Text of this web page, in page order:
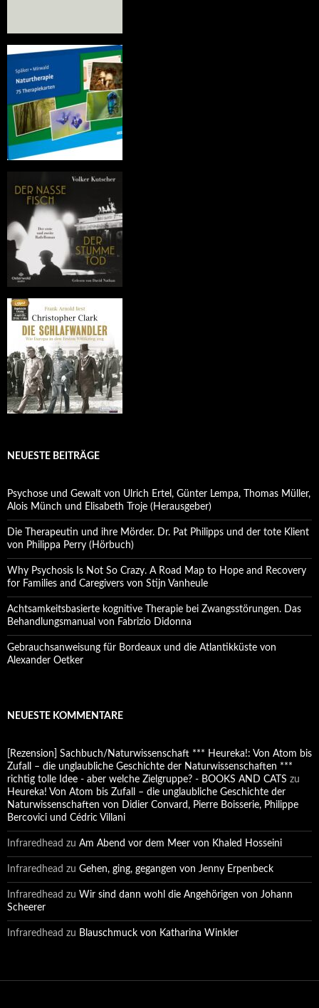
NEUESTE BEITRÄGE
Psychose und Gewalt von Ulrich Ertel, Günter Lempa, Thomas Müller,
Alois Münch und Elisabeth Troje (Herausgeber)
Die Therapeutin und ihre Mörder. Dr. Pat Philipps und der tote Klient
von Philippa Perry (Hörbuch)
Why Psychosis Is Not So Crazy. A Road Map to Hope and Recovery
for Families and Caregivers von Stijn Vanheule
Achtsamkeitsbasierte kognitive Therapie bei Zwangsstörungen. Das
Behandlungsmanual von Fabrizio Didonna
Gebrauchsanweisung für Bordeaux und die Atlantikküste von
Alexander Oetker
NEUESTE KOMMENTARE
[Rezension] Sachbuch/Naturwissenschaft *** Heureka!: Von Atom bis
Zufall – die unglaubliche Geschichte der Naturwissenschaften ***
richtig tolle Idee - aber welche Zielgruppe? - BOOKS AND CATS zu
Heureka! Von Atom bis Zufall – die unglaubliche Geschichte der
Naturwissenschaften von Didier Convard, Pierre Boisserie, Philippe
Bercovici und Cédric Villani
Infraredhead zu Am Abend vor dem Meer von Khaled Hosseini
Infraredhead zu Gehen, ging, gegangen von Jenny Erpenbeck
Infraredhead zu Wir sind dann wohl die Angehörigen von Johann
Scheerer
Infraredhead zu Blauschmuck von Katharina Winkler